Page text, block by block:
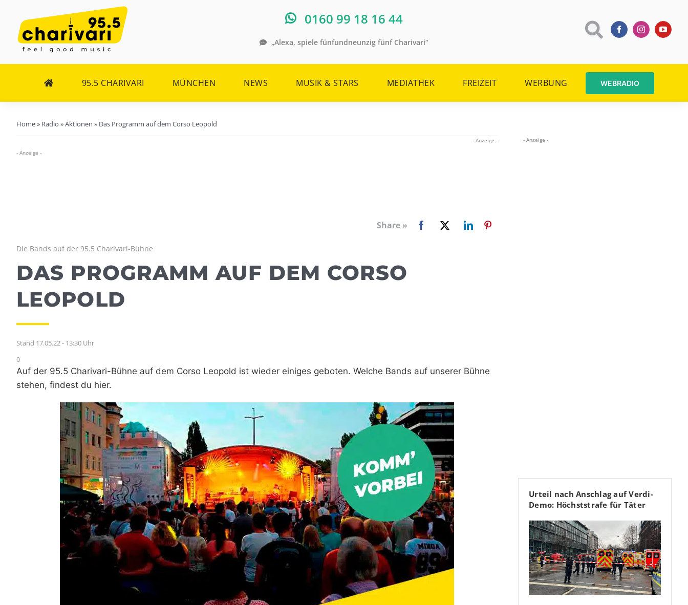
Inhalt
springen
0160 99 18 16 44
„Alexa, spiele fünfundneunzig fünf Charivari“
95.5 CHARIVARI MÜNCHEN NEWS MUSIK & STARS MEDIATHEK FREIZEIT WERBUNG WEBRADIO
Home» Radio »Aktionen » Das Programm auf dem Corso Leopold
- Anzeige -
- Anzeige -
Share »
Die Bands auf der 95.5 Charivari-Bühne
DAS PROGRAMM AUF DEM CORSO
LEOPOLD
Stand 17.05.22 - 13:30 Uhr
0
Auf der 95.5 Charivari-Bühne auf dem Corso Leopold ist wieder einiges geboten. Welche Bands auf unserer Bühne
stehen, findest du hier.
- Anzeige -
Urteil nach Anschlag auf Verdi-
Demo: Höchststrafe für Täter